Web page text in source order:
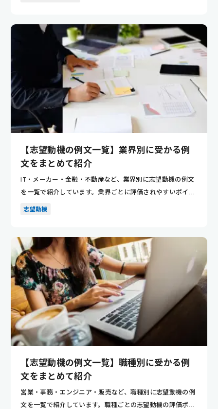
【志望動機の例文一覧】業界別に受かる例
文をまとめて紹介
IT・メーカー・金融・不動産など、業界別に志望動機の例文
を一覧で紹介しています。業界ごとに評価されやすいポイン
トが分かり...
志望動機
【志望動機の例文一覧】職種別に受かる例
文をまとめて紹介
営業・事務・エンジニア・販売など、職種別に志望動機の例
文を一覧で紹介しています。職種ごとの志望動機の評価ポイ